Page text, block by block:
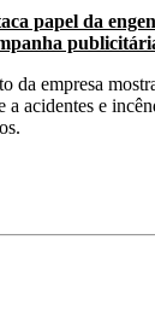
papel da
da empresa
a acidentes e